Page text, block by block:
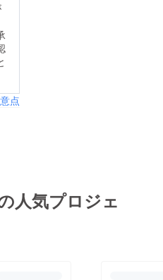
点
人気プロジェ